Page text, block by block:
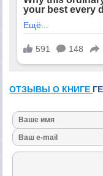
ОТЗЫВЫ О КНИГЕ